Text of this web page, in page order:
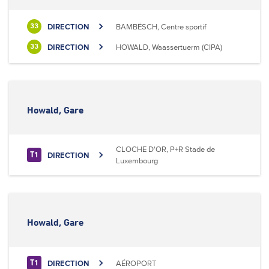
33 DIRECTION BAMBËSCH, Centre sportif
33 DIRECTION HOWALD, Waassertuerm (CIPA)
Howald, Gare
T1 DIRECTION
CLOCHE D'OR, P+R Stade de
Luxembourg
Howald, Gare
T1 DIRECTION AÉROPORT